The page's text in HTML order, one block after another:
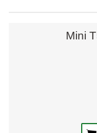
Mini